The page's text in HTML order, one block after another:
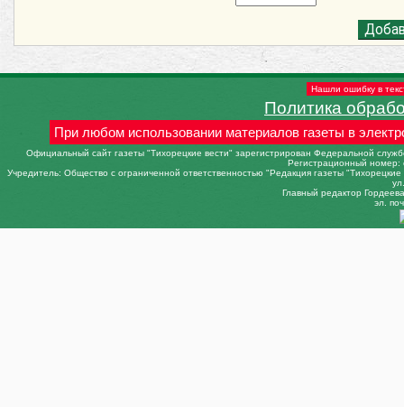
Нашли ошибку в
Политика
При любом использовании материалов газеты в
Официальный сайт газеты "Тихорецкие вести" зарегистрирован Федеральной
Регистрационный
Учредитель: Общество с ограниченной ответственностью "Редакция газеты
Главный редактор
эл.